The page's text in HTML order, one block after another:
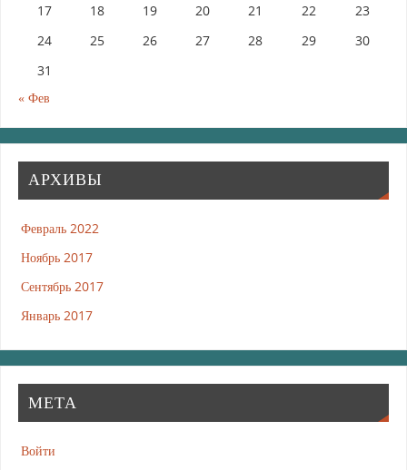
« Фев
17
18 19 20 21 22
23
24
25 26 27 28 29
30
31
АРХИВЫ
Февраль 2022
Ноябрь 2017
Сентябрь 2017
Январь 2017
МЕТА
Войти